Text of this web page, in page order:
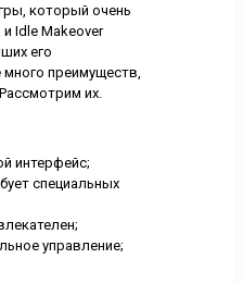
который очень
Idle Makeover
его
преимуществ,
их.
интерфейс;
специальных
управление;